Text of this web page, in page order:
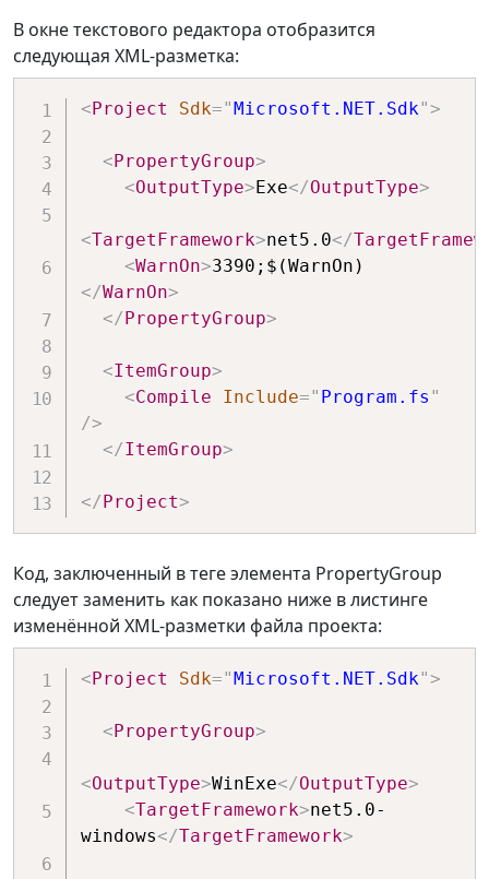
В окне текстового редактора отобразится
следующая XML-разметка:
< Project Sdk=" Microsoft.NET.Sdk">
< PropertyGroup>
<OutputType> Exe</OutputType>
<TargetFramework>net5.0</
<WarnOn>3390;$(WarnOn)
</WarnOn>
</ PropertyGroup>
<ItemGroup>
<Compile Include=" Program.fs "
/>
</ItemGroup>
</ Project>
Код, заключенный в теге элемента PropertyGroup
следует заменить как показано ниже в листинге
изменённой XML-разметки файла проекта:
< Project Sdk=" Microsoft.NET.Sdk">
< PropertyGroup>
<OutputType>WinExe</OutputType>
<TargetFramework>net5.0-
windows</TargetFramework>